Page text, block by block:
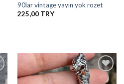
90lar vintage yayın yok rozet
225,00